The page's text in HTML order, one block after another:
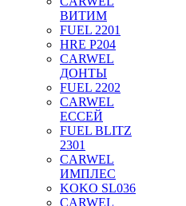
ВИТИМ
FUEL 2201
HRE P204
CARWEL
ДОНТЫ
FUEL 2202
CARWEL
ЕССЕЙ
FUEL BLITZ
2301
CARWEL
ИМПЛЕС
KOKO SL036
CARWEL